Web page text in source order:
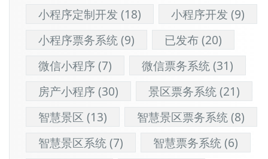
小程序定制开发 (18) 小程序开发 (9)
小程序票务系统(9) 已发布(20)
微信小程序(7) 微信票务系统(31)
房产小程序(30) 景区票务系统(21)
智慧景区 (13) 智慧景区票务系统(8)
智慧景区系统(7) 智慧票务系统(6)